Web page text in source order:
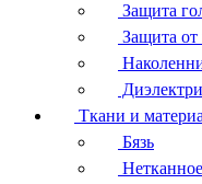
Защита
Защита
Ткани и
Бязь